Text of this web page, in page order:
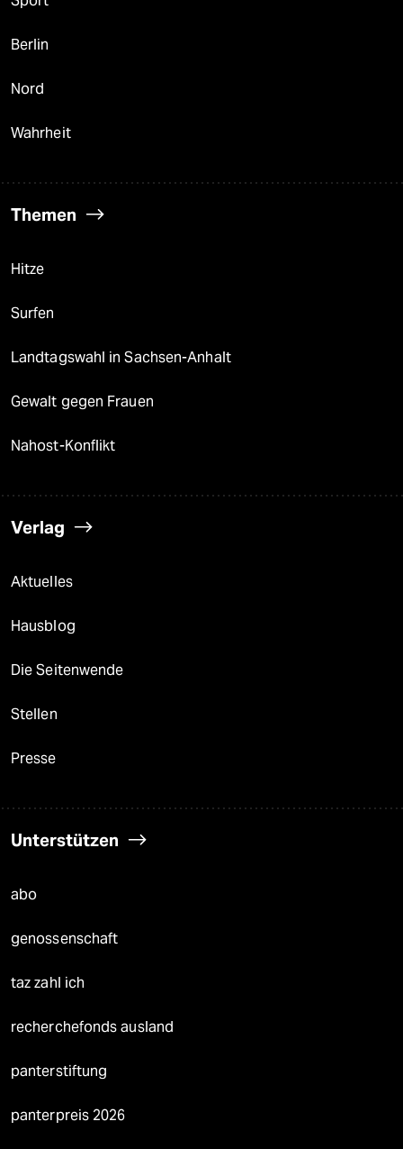
Berlin
Nord
Wahrheit
Themen
Hitze
Surfen
Landtagswahl in Sachsen-Anhalt
Gewalt gegen Frauen
Nahost-Konflikt
Verlag
Aktuelles
Hausblog
Die Seitenwende
Stellen
Presse
Unterstützen
abo
genossenschaft
taz zahl ich
recherchefonds ausland
panterstiftung
panterpreis 2026